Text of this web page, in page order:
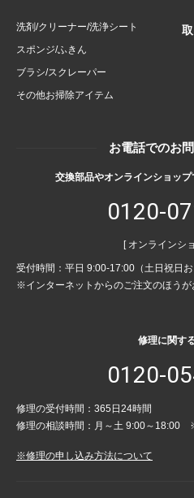
洗剤/クリーナー/洗浄シート
スポンジ/ふきん
ブラシ/スクレーパー
その他お掃除アイテム
お電話でのお
交換部品やオンラインショッ
0120-
[ オンラインシ
受付時間：平日 9:00-17:00（土日祝日
※インターネットからのご注文のほうが
修理に関す
0120-
修理の受付時間：365日24時間
修理の相談時間：月～土 9:00～18:00
※修理の申し込み方法について